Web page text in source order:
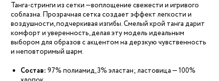
Танга-стринги из сетки —воплощение свежести и игривого
соблазна. Прозрачная сетка создает эффект легкости и
воздушности, подчеркивая изгибы. Смелый крой танга дарит
комфорт и уверенность, делая эту модель идеальным
выбором для образов с акцентом на дерзкую чувственность
и неповторимый шарм.
Состав: 97% полиамид, 3% эластан; ластовица — 100%